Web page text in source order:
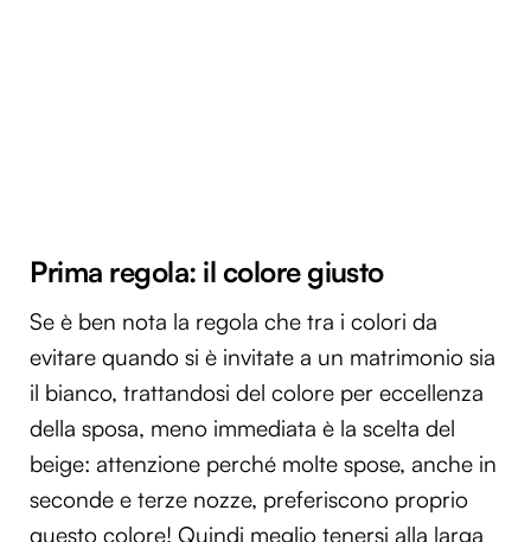
Prima regola: il colore giusto
Se è ben nota la regola che tra i colori da
evitare quando si è invitate a un matrimonio sia
il bianco, trattandosi del colore per eccellenza
della sposa, meno immediata è la scelta del
beige: attenzione perché molte spose, anche in
seconde e terze nozze, preferiscono proprio
questo colore! Quindi meglio tenersi alla larga